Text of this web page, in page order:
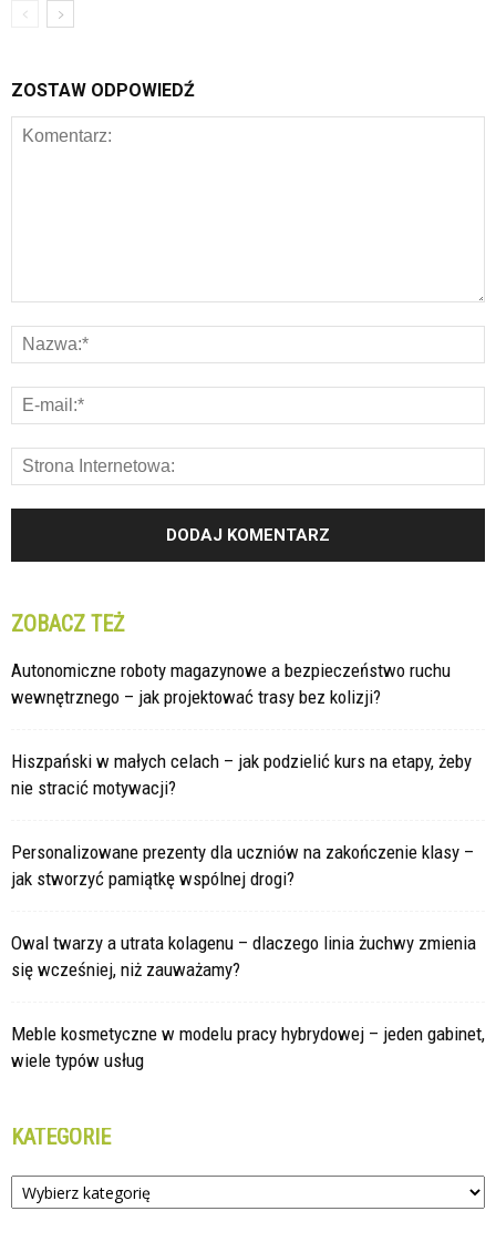
ZOSTAW ODPOWIEDŹ
ZOBACZ TEŻ
Autonomiczne roboty magazynowe a bezpieczeństwo ruchu
wewnętrznego – jak projektować trasy bez kolizji?
Hiszpański w małych celach – jak podzielić kurs na etapy, żeby
nie stracić motywacji?
Personalizowane prezenty dla uczniów na zakończenie klasy –
jak stworzyć pamiątkę wspólnej drogi?
Owal twarzy a utrata kolagenu – dlaczego linia żuchwy zmienia
się wcześniej, niż zauważamy?
Meble kosmetyczne w modelu pracy hybrydowej – jeden gabinet,
wiele typów usług
KATEGORIE
Kategorie